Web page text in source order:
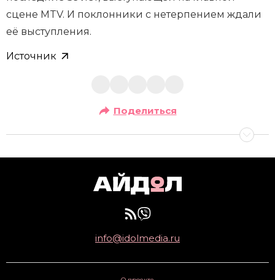
сцене MTV. И поклонники с нетерпением ждали
её выступления.
Источник
Поделиться
info@idolmedia.ru